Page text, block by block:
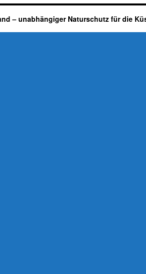
– unabhängiger Naturschutz für die